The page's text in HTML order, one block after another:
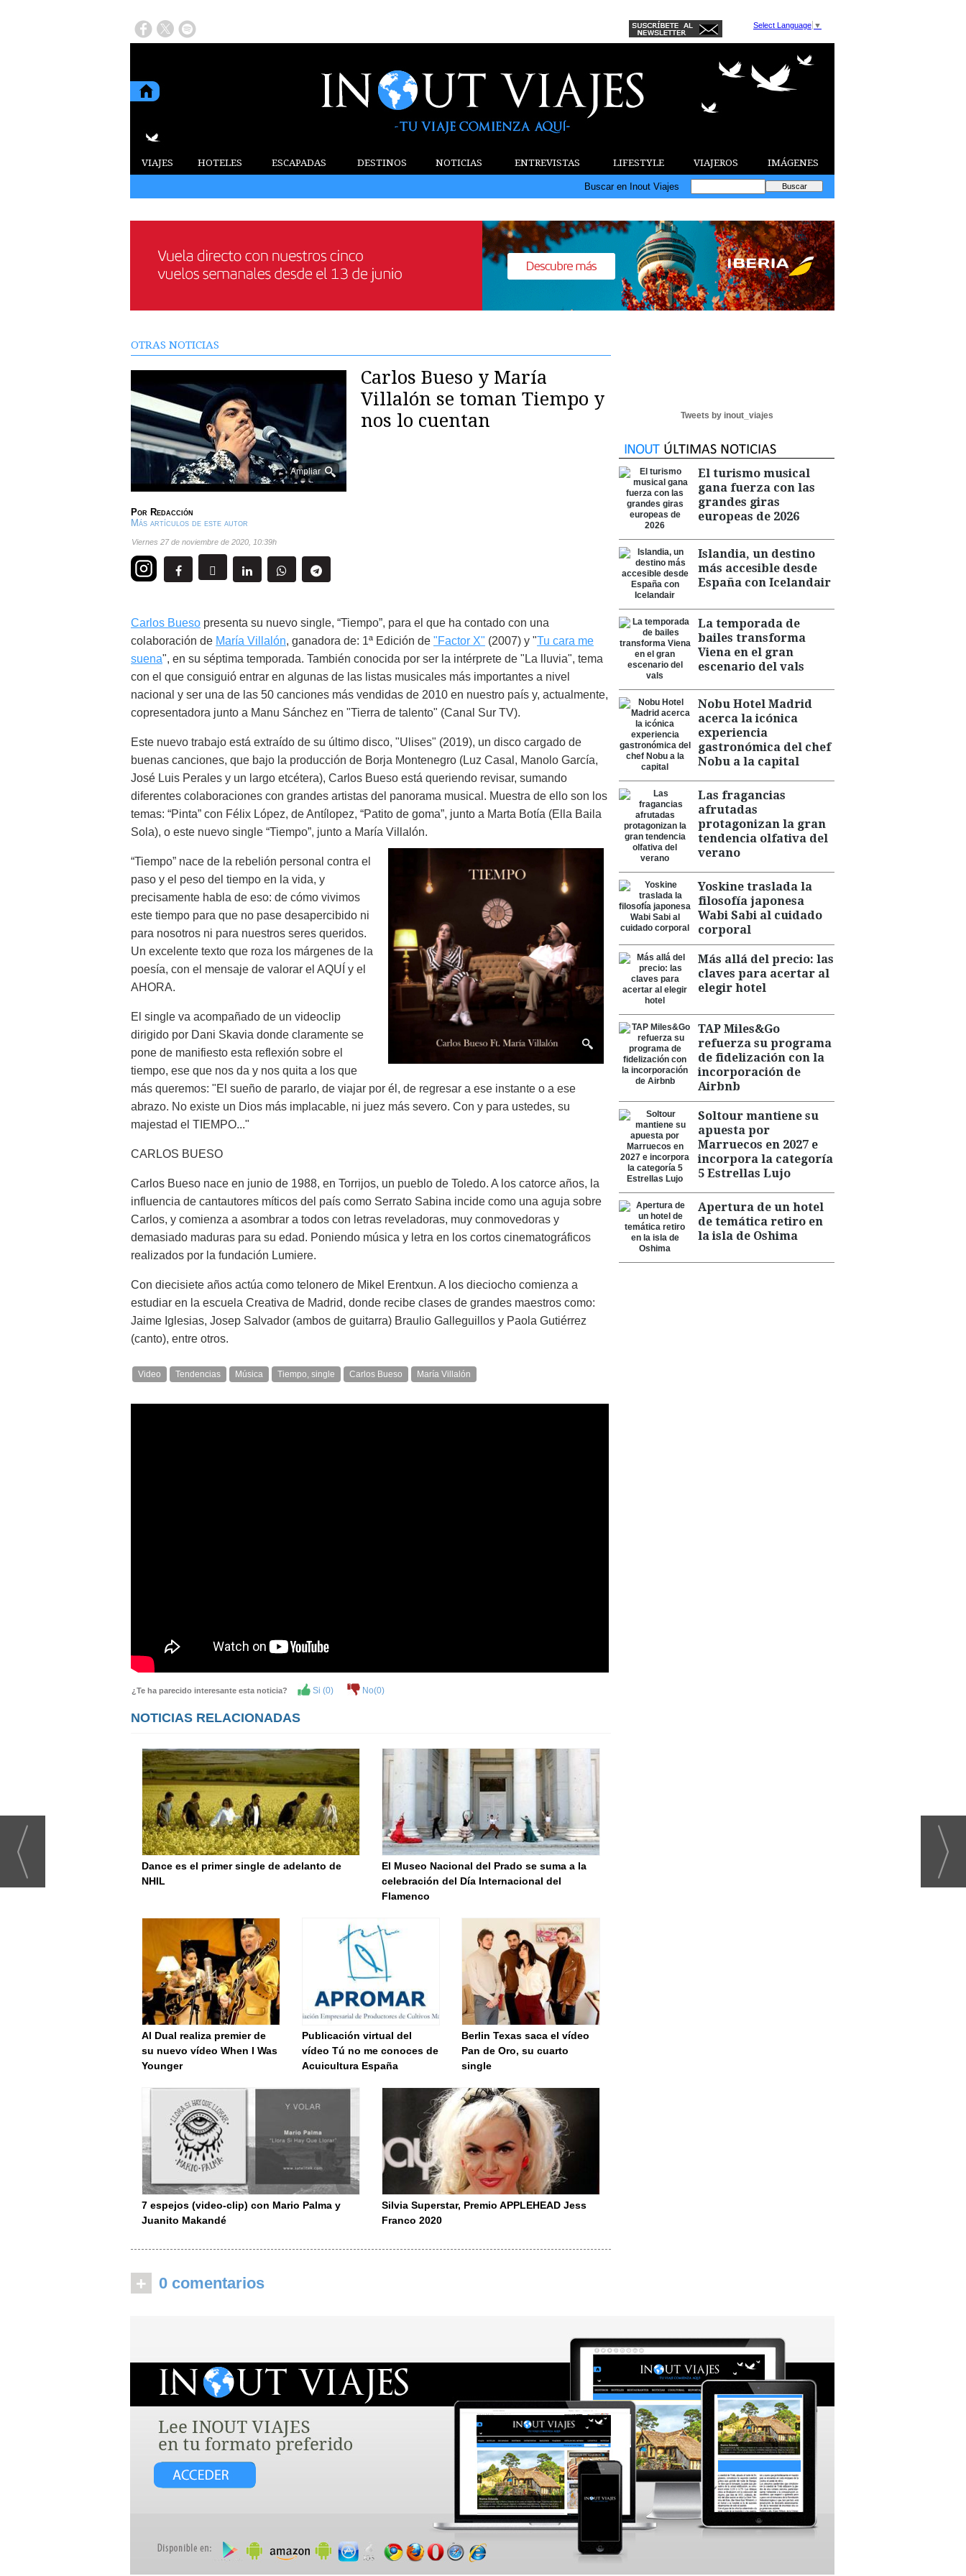
Select Language ▼
VIAJES HOTELES ESCAPADAS DESTINOS NOTICIAS ENTREVISTAS LIFESTYLE VIAJEROS IMÁGENES
Buscar en Inout Viajes
OTRAS NOTICIAS
Ampliar
Carlos Bueso y María
Villalón se toman Tiempo y
nos lo cuentan
Por Redacción
Más artículos de este autor
viernes 27 de noviembre de 2020 10:39h
Carlos Bueso presenta su nuevo single, “Tiempo”, para el que ha contado con una
colaboración de María Villalón, ganadora de: 1ª Edición de "Factor X" (2007) y "Tu cara me
suena", en su séptima temporada. También conocida por ser la intérprete de "La lluvia", tema
con el que consiguió entrar en algunas de las listas musicales más importantes a nivel
nacional y ser una de las 50 canciones más vendidas de 2010 en nuestro país y, actualmente,
copresentadora junto a Manu Sánchez en "Tierra de talento" (Canal Sur TV).
Este nuevo trabajo está extraído de su último disco, "Ulises" (2019), un disco cargado de
buenas canciones, que bajo la producción de Borja Montenegro (Luz Casal, Manolo García,
José Luis Perales y un largo etcétera), Carlos Bueso está queriendo revisar, sumando
diferentes colaboraciones con grandes artistas del panorama musical. Muestra de ello son los
temas: “Pinta” con Félix López, de Antílopez, “Patito de goma”, junto a Marta Botía (Ella Baila
Sola), o este nuevo single “Tiempo”, junto a María Villalón.
“Tiempo” nace de la rebelión personal contra el
paso y el peso del tiempo en la vida, y
precisamente habla de eso: de cómo vivimos
este tiempo para que no pase desapercibido ni
para nosotros ni para nuestros seres queridos.
Un excelente texto que roza los márgenes de la
poesía, con el mensaje de valorar el AQUÍ y el
AHORA.
El single va acompañado de un videoclip
dirigido por Dani Skavia donde claramente se
pone de manifiesto esta reflexión sobre el
tiempo, ese que nos da y nos quita a los que
más queremos: "El sueño de pararlo, de viajar por él, de regresar a ese instante o a ese
abrazo. No existe un Dios más implacable, ni juez más severo. Con y para ustedes, su
majestad el TIEMPO..."
CARLOS BUESO
Carlos Bueso nace en junio de 1988, en Torrijos, un pueblo de Toledo. A los catorce años, la
influencia de cantautores míticos del país como Serrato Sabina incide como una aguja sobre
Carlos, y comienza a asombrar a todos con letras reveladoras, muy conmovedoras y
demasiado maduras para su edad. Poniendo música y letra en los cortos cinematográficos
realizados por la fundación Lumiere.
Con diecisiete años actúa como telonero de Mikel Erentxun. A los dieciocho comienza a
estudiar en la escuela Creativa de Madrid, donde recibe clases de grandes maestros como:
Jaime Iglesias, Josep Salvador (ambos de guitarra) Braulio Galleguillos y Paola Gutiérrez
(canto), entre otros.
Video Tendencias Música Tiempo, single Carlos Bueso María Villalón
¿Te ha parecido interesante esta noticia? Si (0) No(0)
NOTICIAS RELACIONADAS
Dance es el primer single de adelanto de
NHIL
El Museo Nacional del Prado se suma a la
celebración del Día Internacional del
Flamenco
Al Dual realiza premier de
su nuevo vídeo When I Was
Younger
Publicación virtual del
vídeo Tú no me conoces de
Acuicultura España
Berlin Texas saca el vídeo
Pan de Oro, su cuarto
single
7 espejos (video-clip) con Mario Palma y
Juanito Makandé
Silvia Superstar, Premio APPLEHEAD Jess
Franco 2020
+ 0 comentarios
Tweets by inout_viajes
El turismo musical
gana fuerza con las
grandes giras
europeas de 2026
Islandia, un destino
más accesible desde
España con Icelandair
La temporada de
bailes transforma
Viena en el gran
escenario del vals
Nobu Hotel Madrid
acerca la icónica
experiencia
gastronómica del chef
Nobu a la capital
Las fragancias
afrutadas
protagonizan la gran
tendencia olfativa del
verano
Yoskine traslada la
filosofía japonesa
Wabi Sabi al cuidado
corporal
Más allá del precio: las
claves para acertar al
elegir hotel
TAP Miles&Go
refuerza su programa
de fidelización con la
incorporación de
Airbnb
Soltour mantiene su
apuesta por
Marruecos en 2027 e
incorpora la categoría
5 Estrellas Lujo
Apertura de un hotel
de temática retiro en
la isla de Oshima